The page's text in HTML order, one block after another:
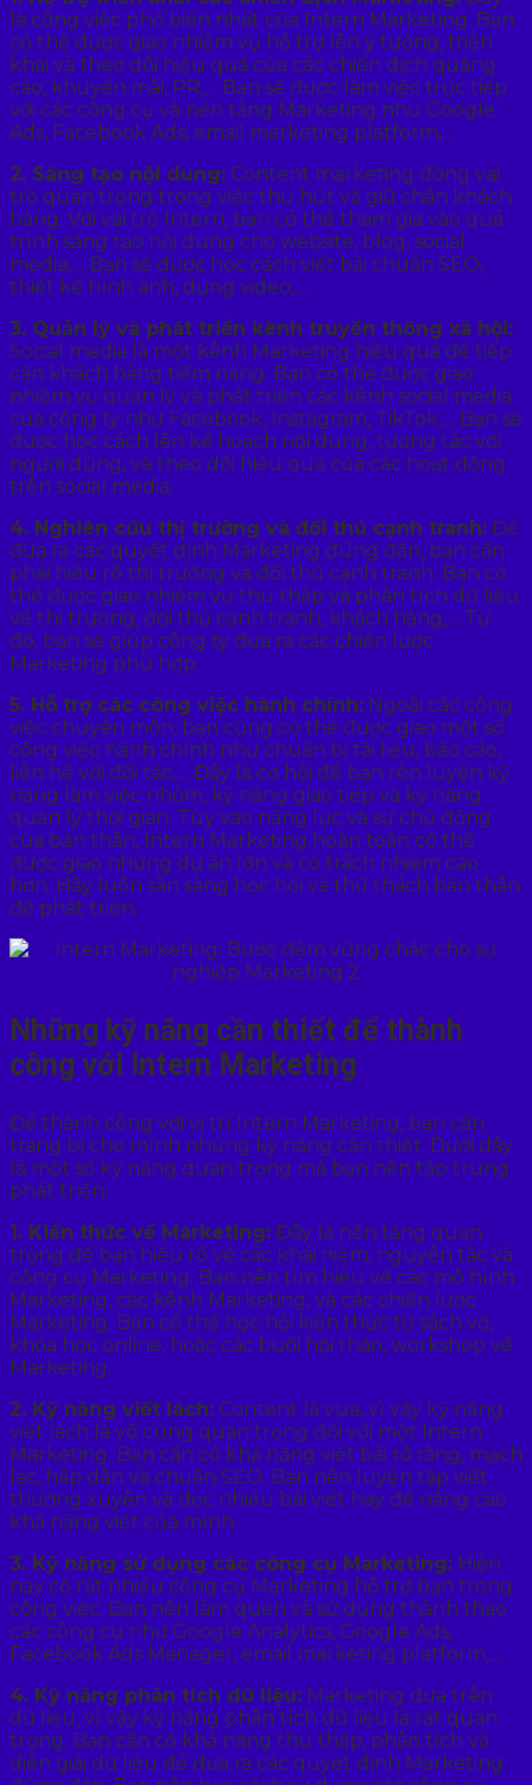
là công việc phổ biến nhất của Intern Marketing. Bạn
có thể được giao nhiệm vụ hỗ trợ lên ý tưởng, triển
khai và theo dõi hiệu quả của các chiến dịch quảng
cáo, khuyến mãi, PR,… Bạn sẽ được làm việc trực tiếp
với các công cụ và nền tảng Marketing như Google
Ads, Facebook Ads, email marketing platform,…
2. Sáng tạo nội dung: Content marketing đóng vai
trò quan trọng trong việc thu hút và giữ chân khách
hàng. Với vai trò Intern, bạn có thể tham gia vào quá
trình sáng tạo nội dung cho website, blog, social
media,… Bạn sẽ được học cách viết bài chuẩn SEO,
thiết kế hình ảnh, dựng video,…
3. Quản lý và phát triển kênh truyền thông xã hội:
Social media là một kênh Marketing hiệu quả để tiếp
cận khách hàng tiềm năng. Bạn có thể được giao
nhiệm vụ quản lý và phát triển các kênh social media
của công ty như Facebook, Instagram, TikTok,… Bạn sẽ
được học cách lên kế hoạch nội dung, tương tác với
người dùng, và theo dõi hiệu quả của các hoạt động
trên social media.
4. Nghiên cứu thị trường và đối thủ cạnh tranh: Để
đưa ra các quyết định Marketing đúng đắn, bạn cần
phải hiểu rõ thị trường và đối thủ cạnh tranh. Bạn có
thể được giao nhiệm vụ thu thập và phân tích dữ liệu
về thị trường, đối thủ cạnh tranh, khách hàng,… Từ
đó, bạn sẽ giúp công ty đưa ra các chiến lược
Marketing phù hợp.
5. Hỗ trợ các công việc hành chính: Ngoài các công
việc chuyên môn, bạn cũng có thể được giao một số
công việc hành chính như chuẩn bị tài liệu, báo cáo,
liên hệ với đối tác,… Đây là cơ hội để bạn rèn luyện kỹ
năng làm việc nhóm, kỹ năng giao tiếp và kỹ năng
quản lý thời gian. Tùy vào năng lực và sự chủ động
của bản thân, Intern Marketing hoàn toàn có thể
được giao những dự án lớn và có trách nhiệm cao
hơn. Hãy luôn sẵn sàng học hỏi và thử thách bản thân
để phát triển.
Những kỹ năng cần thiết để thành
công với Intern Marketing
Để thành công với vị trí Intern Marketing, bạn cần
trang bị cho mình những kỹ năng cần thiết. Dưới đây
là một số kỹ năng quan trọng mà bạn nên tập trung
phát triển:
1. Kiến thức về Marketing: Đây là nền tảng quan
trọng để bạn hiểu rõ về các khái niệm, nguyên tắc và
công cụ Marketing. Bạn nên tìm hiểu về các mô hình
Marketing, các kênh Marketing, và các chiến lược
Marketing. Bạn có thể học hỏi kiến thức từ sách vở,
khóa học online, hoặc các buổi hội thảo, workshop về
Marketing.
2. Kỹ năng viết lách: Content là vua, vì vậy kỹ năng
viết lách là vô cùng quan trọng đối với một Intern
Marketing. Bạn cần có khả năng viết bài rõ ràng, mạch
lạc, hấp dẫn và chuẩn SEO. Bạn nên luyện tập viết
thường xuyên và đọc nhiều bài viết hay để nâng cao
khả năng viết của mình.
3. Kỹ năng sử dụng các công cụ Marketing: Hiện
nay có rất nhiều công cụ Marketing hỗ trợ bạn trong
công việc. Bạn nên làm quen và sử dụng thành thạo
các công cụ như Google Analytics, Google Ads,
Facebook Ads Manager, email marketing platform,…
4. Kỹ năng phân tích dữ liệu: Marketing dựa trên
dữ liệu, vì vậy kỹ năng phân tích dữ liệu là rất quan
trọng. Bạn cần có khả năng thu thập, phân tích và
diễn giải dữ liệu để đưa ra các quyết định Marketing